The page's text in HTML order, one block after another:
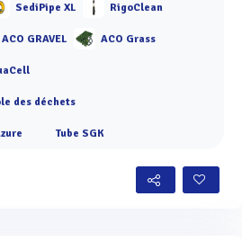
SediPipe XL RigoClean
ACO GRAVEL ACO Grass
des déchets
Tube SGK